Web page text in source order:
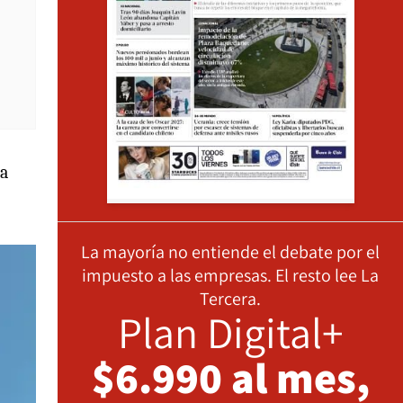
La mayoría no entiende el debate por el
impuesto a las empresas. El resto lee La
Tercera.
Plan Digital+
$6.990 al mes,